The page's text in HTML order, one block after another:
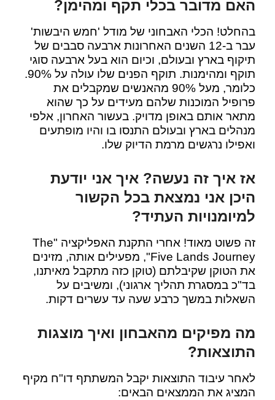
האם מדובר בכלי תקף ומהימן?
בהחלט! הכלי האבחוני של מודל 'חמש היבשות'
עבר ב-12 השנים האחרונות ארבעה סבבים של
תיקוף בארץ ובעולם, וכיום הוא בעל ארבעה סוגי
תוקף ומהימנות. תוקף הפנים שלו עולה על 90%.
כלומר, מעל 90% מהאנשים שמקבלים את
פרופיל המוכנות שלהם מעידים על כך שהוא
מתאר אותם באופן מדויק. בעשור האחרון, אלפי
מנהלים בארץ ובעולם התנסו בו והיו מופתעים
ואפילו נרגשים מרמת הדיוק שלו.
אז איך זה נעשה? איך אני יודעת
היכן אני נמצאת בכל הקשור
למיומנויות העתיד?
זה פשוט מאוד! אחרי התקנת האפליקציה "The
Five Lands Journey", מפעילים אותה, מזינים
את הטוקן שקיבלתם (טוקן כזה מתקבל מאיתנו,
בד"כ במסגרת תהליך ארגוני), ומשיבים על
השאלות במשך כרבע שעה עד עשרים דקות.
מה מפיקים מהאבחון ואיך מוצגות
התוצאות?
לאחר עיבוד התוצאות יקבל המשתתף דו"ח מקיף
המציג את הממצאים הבאים: